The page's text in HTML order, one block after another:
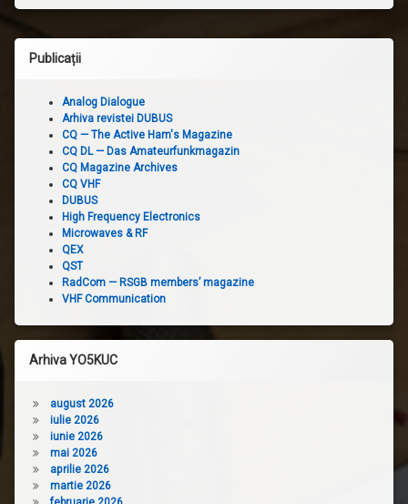
Publicații
Analog Dialogue
Arhiva revistei DUBUS
CQ — The Active Ham's Magazine
CQ DL — Das Amateurfunkmagazin
CQ Magazine Archives
CQ VHF
DUBUS
High Frequency Electronics
Microwaves & RF
QEX
QST
RadCom — RSGB members’ magazine
VHF Communication
Arhiva YO5KUC
august 2026
iulie 2026
iunie 2026
mai 2026
aprilie 2026
martie 2026